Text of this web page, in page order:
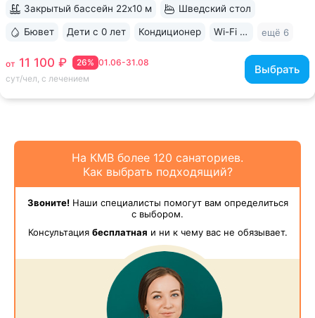
01.06-31.08
26%
от 11 100 ₽
сут/чел, с лечением
Выбрать
Закрытый бассейн 22х10 м Шведский стол
Бювет Дети с 0 лет Кондиционер Wi-Fi в номерах ещё 6
На КМВ более 120 санаториев.
Как выбрать подходящий?
Звоните!Наши специалисты помогут вам определиться
с выбором.
Консультация бесплатная и ни к чему вас не обязывает.